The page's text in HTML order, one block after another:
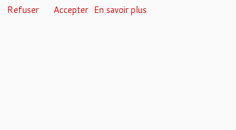
Refuser Accepter En savoir plus